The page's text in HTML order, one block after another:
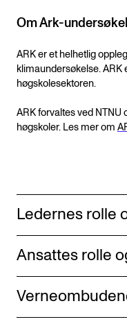
Om Ark-
ARK er et helhetlig
klimaundersøkelse. ARK
høgskolesektoren.
ARK forvaltes ved NTNU
høgskoler. Les mer om
Ledernes rolle
Ansattes rolle